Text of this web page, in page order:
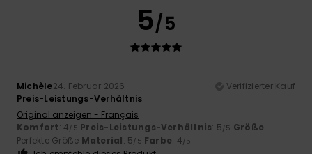
5/5
Michèle24. Februar 2026
Verifizierter Kauf
Preis-Leistungs-Verhältnis
Original anzeigen - Français
Komfort: 4/5 Preis-Leistungs-Verhältnis: 5/5 Größe:
Perfekte Größe Material: 5/5 Farbe: 4/5